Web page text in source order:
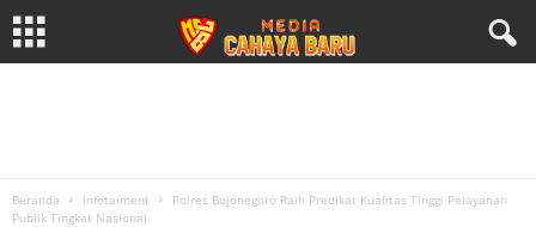
Beranda Infotaiment
Polres Bojonegoro Raih Predikat Kualitas Tinggi Pelayanan
Publik Tingkat Nasional